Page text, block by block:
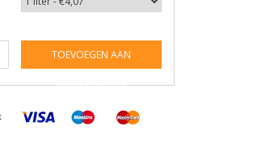
TOEVOEGEN AAN
WINKELWAGEN